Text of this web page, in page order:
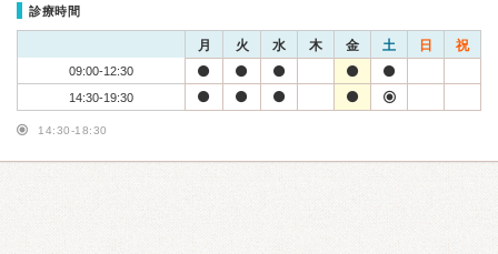
診療時間
月 火 水 木 金 土 日 祝
09:00-12:30
14:30-19:30
14:30-18:30